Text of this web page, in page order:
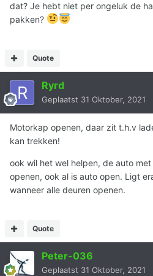
dat? Je hebt niet per ongeluk de
pakken?
Quote
Ryrd
Geplaatst 31 Oktober, 2021
Motorkap openen, daar zit t.h.v
kan trekken!
ook wil het wel helpen, de auto
openen, ook al is auto open. Ligt
wanneer alle deuren openen.
Quote
Peter-036
Geplaatst 31 Oktober, 2021